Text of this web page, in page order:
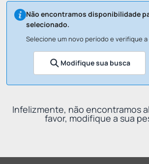
Não encontramos disponibilidade
selecionado.
Selecione um novo período e verifique
Modifique sua busca
Infelizmente, não encontramos
favor, modifique a sua